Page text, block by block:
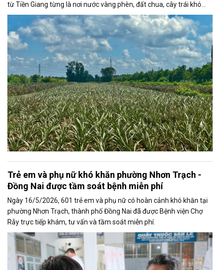
từ Tiền Giang từng là nơi nước vàng phèn, đất chua, cây trái khó
bén rễ. Nhưng cũng chính trên vùng đất tưởng như khắc nghiệt ấy,
cây khóm đã vươn lên bền bỉ, như biểu tượng của sức sống, của sự
chịu thương chịu khó và khát vọng đổi đời của người nông dân miền
Tây.
Trẻ em và phụ nữ khó khăn phường Nhơn Trạch -
Đồng Nai được tầm soát bệnh miễn phí
Ngày 16/5/2026, 601 trẻ em và phụ nữ có hoàn cảnh khó khăn tại
phường Nhơn Trạch, thành phố Đồng Nai đã được Bệnh viện Chợ
Rẫy trực tiếp khám, tư vấn và tầm soát miễn phí.